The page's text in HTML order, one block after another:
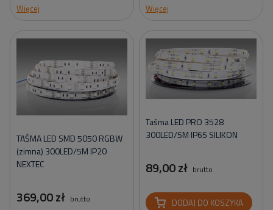
Więcej
Więcej
TAŚMA LED SMD 5050 RGBW
(zimna) 300LED/5M IP20
NEXTEC
369,00 zł brutto
Taśma LED PRO 3528
300LED/5M IP65 SILIKON
89,00 zł brutto
DODAJ DO KOSZYKA